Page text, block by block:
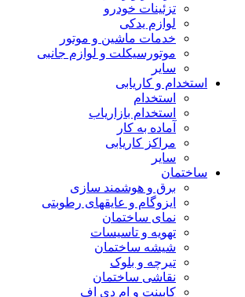
تزئینات خودرو
لوازم یدکی
خدمات ماشین و موتور
موتورسیکلت و لوازم جانبی
سایر
استخدام و کاریابی
استخدام
استخدام بازاریاب
آماده به کار
مراکز کاریابی
سایر
ساختمان
برق و هوشمند سازی
ایزوگام و عایقهای رطوبتی
نمای ساختمان
تهویه و تاسیسات
شیشه ساختمان
تیرچه و بلوک
نقاشی ساختمان
کابینت و ام دی اف